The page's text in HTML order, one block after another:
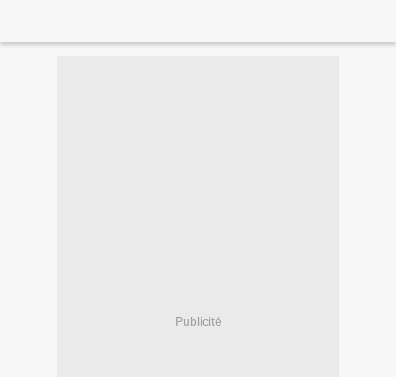
Publicité